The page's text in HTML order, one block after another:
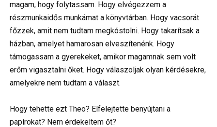
magam, hogy folytassam. Hogy elvégezzem a
részmunkaidős munkámat a könyvtárban. Hogy vacsorát
főzzek, amit nem tudtam megkóstolni. Hogy takarítsak a
házban, amelyet hamarosan elveszítenénk. Hogy
támogassam a gyerekeket, amikor magamnak sem volt
erőm vigasztalni őket. Hogy válaszoljak olyan kérdésekre,
amelyekre nem tudtam a választ.
Hogy tehette ezt Theo? Elfelejtette benyújtani a
papírokat? Nem érdekeltem őt?